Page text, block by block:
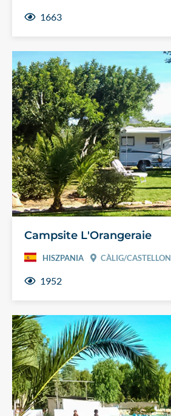
1663
Campsite L'Orangeraie
HISZPANIA CÀLIG/CASTELLON
1952